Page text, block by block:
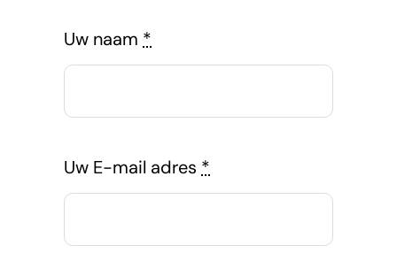
Uw naam *
Uw E-mail adres *